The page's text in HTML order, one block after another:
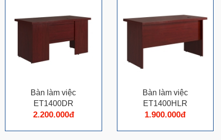
Bàn làm việc
ET1400DR
2.200.000đ
Bàn làm việc
ET1400HLR
1.900.000đ